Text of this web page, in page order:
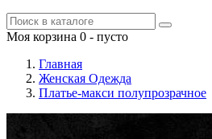
Моя корзина 0 - пусто
Главная
Женская Одежда
Платье-макси полупрозрачное